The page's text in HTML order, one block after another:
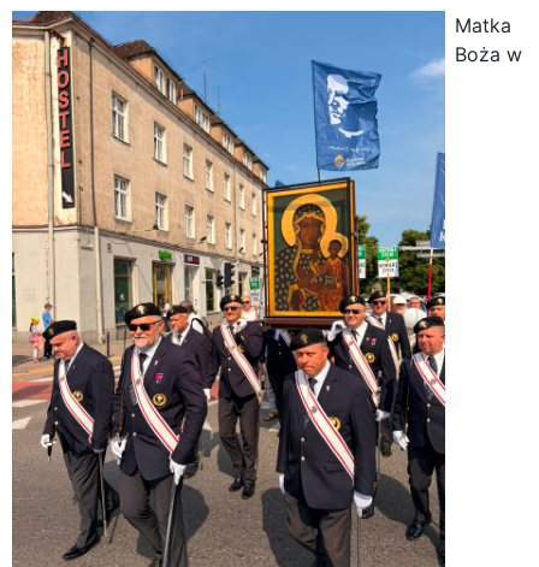
Matka
Boża w